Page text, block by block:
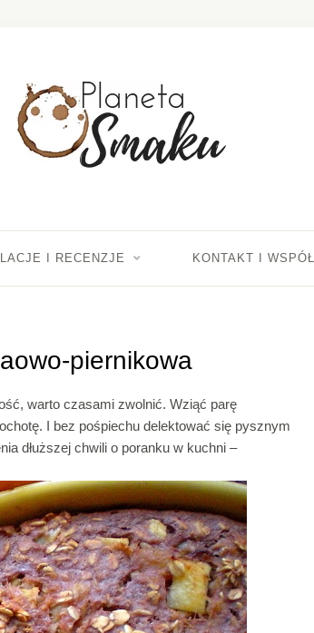
I RECENZJE KONTAKT I
piernikowa
warto czasami zwolnić. Wziąć parę
I bez pośpiechu delektować się pysznym
dłuższej chwili o poranku w kuchni –